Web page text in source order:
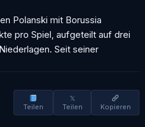
Polanski mit Borussia
pro Spiel, aufgeteilt auf drei
Seit seiner
Teilen
𝕏
Teilen
Kopieren